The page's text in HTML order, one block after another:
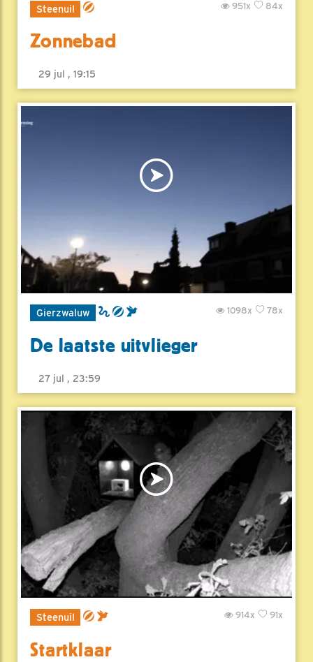
Steenuil 84x
951x
Zonnebad
29 jul , 19:15
Gierzwaluw 78x
1098x
De laatste uitvlieger
27 jul , 23:59
Steenuil 91x
914x
Startklaar